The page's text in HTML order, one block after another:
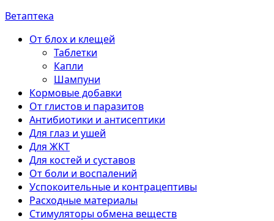
Ветаптека
От блох и клещей
Таблетки
Капли
Шампуни
Кормовые добавки
От глистов и паразитов
Антибиотики и антисептики
Для глаз и ушей
Для ЖКТ
Для костей и суставов
От боли и воспалений
Успокоительные и контрацептивы
Расходные материалы
Стимуляторы обмена веществ